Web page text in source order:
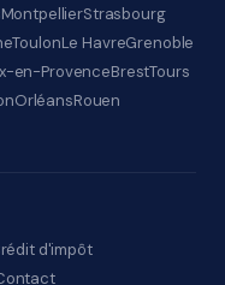
MontpellierStrasbourg
ToulonLe HavreGrenoble
en-ProvenceBrestTours
OrléansRouen
d'impôt